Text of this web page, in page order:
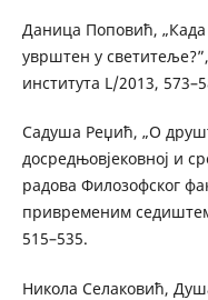
Даница Поповић,
уврштен у
института L/2013,
Садуша Реџић, „О
досредњовјековној и
радова Филозофског
привременим
515–535.
Никола Селаковић,